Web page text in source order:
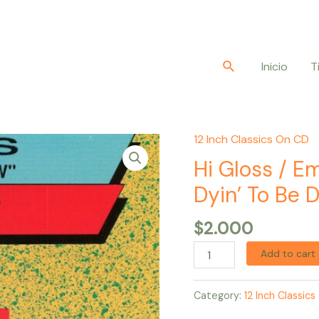
BuscarInicio
12 Inch Classics On CD
Hi Gloss /
Dyin’ To Be
$2.000
Hi
Gloss
/
Empress
–
You'll
Never
Know
/
Add to cart
Category: 12 Inch